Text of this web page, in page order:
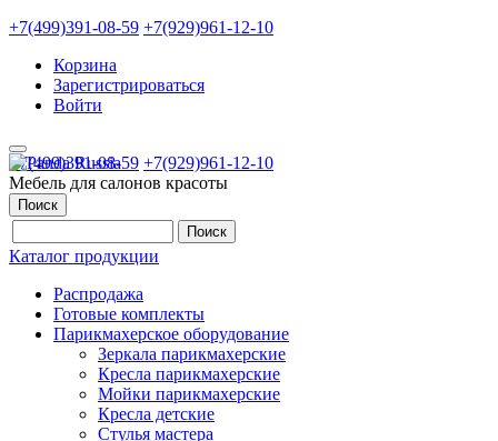
+7(499)391-08-59 +7(929)961-12-10
Корзина
Зарегистрироваться
Войти
+7(499)391-08-59 +7(929)961-12-10
Мебель для салонов красоты
Поиск
Каталог продукции
Распродажа
Готовые комплекты
Парикмахерское оборудование
Зеркала парикмахерские
Кресла парикмахерские
Мойки парикмахерские
Кресла детские
Стулья мастера